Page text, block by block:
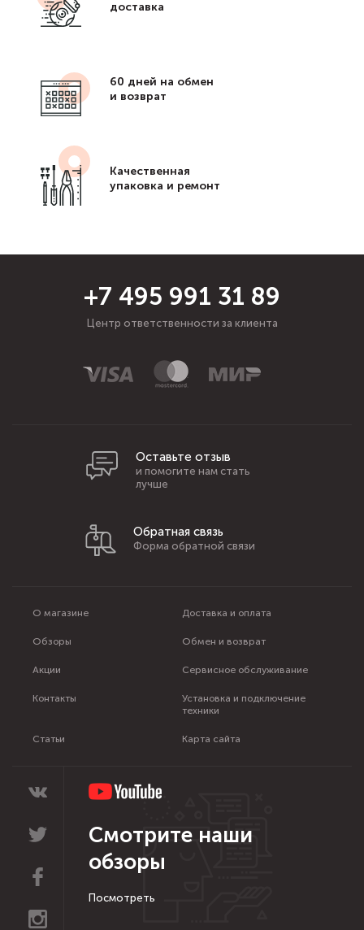
доставка
60 дней на обмен
и возврат
Качественная
упаковка и ремонт
+7 495 991 31 89
Центр ответственности за клиента
О магазине Доставка и оплата
Обзоры Обмен и возврат
Акции Сервисное обслуживание
Контакты
Установка и подключение
техники
Статьи Карта сайта
Оставьте отзыв
и помогите нам стать
лучше
Обратная связь
Форма обратной связи
Смотрите наши
обзоры
Посмотреть